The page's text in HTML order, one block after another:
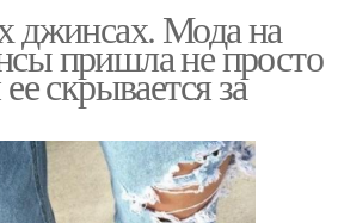
джинсах. Мода на
пришла не просто
скрывается за